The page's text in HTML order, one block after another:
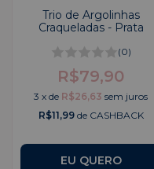
Trio de Argolinhas
Craqueladas - Prata
(0)
R$79,90
3 xde R$26,63 sem juros
R$11,99de CASHBACK